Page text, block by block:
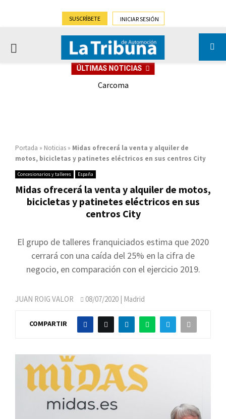
SUSCRÍBETE INICIAR SESIÓN
PRIMARY
ÚLTIMAS NOTICIAS
Carcoma
Portada » Noticias » Midas ofrecerá la venta y alquiler de
motos, bicicletas y patinetes eléctricos en sus centros City
Concesionarios y talleres España
Midas ofrecerá la venta y alquiler de motos,
bicicletas y patinetes eléctricos en sus
centros City
El grupo de talleres franquiciados estima que 2020
cerrará con una caída del 25% en la cifra de
negocio, en comparación con el ejercicio 2019.
JUAN ROIG VALOR 08/07/2020 | Madrid
COMPARTIR